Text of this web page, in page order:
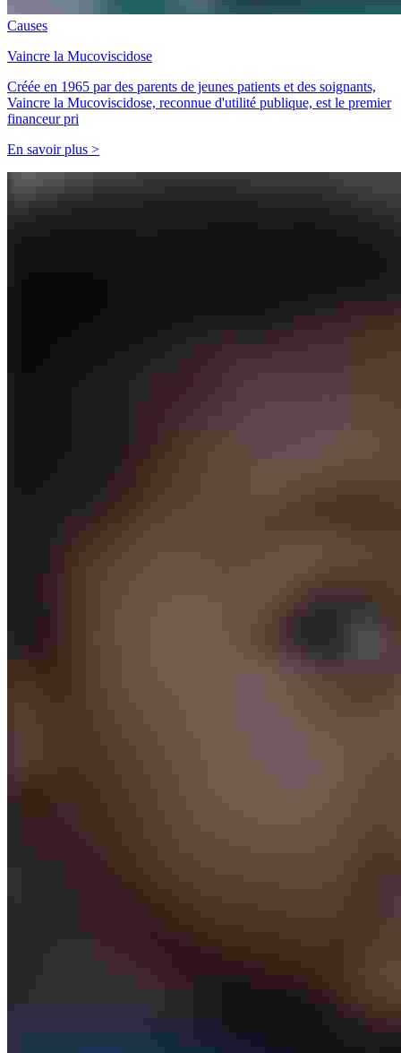
Causes
Vaincre la Mucoviscidose
Créée en 1965 par des parents de jeunes patients et des soignants,
Vaincre la Mucoviscidose, reconnue d'utilité publique, est le premier
financeur pri
En savoir plus >